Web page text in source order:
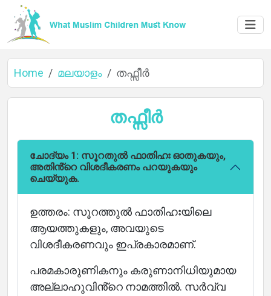
Home മലയാളം തഫ്സീർ
തഫ്സീർ
ചോദ്യം 1: സൂറതുൽ ഫാതിഹഃ ഓതുകയും,
അതിൻ്റെ വിശദീകരണം പറയുകയും
ചെയ്യുക.
ഉത്തരം: സൂറത്തുൽ ഫാതിഹഃയിലെ
ആയത്തുകളും, അവയുടെ
വിശദീകരണവും ഇപ്രകാരമാണ്.
പരമകാരുണികനും കരുണാനിധിയുമായ
അല്ലാഹുവിൻ്റെ നാമത്തിൽ. സർവ്വ